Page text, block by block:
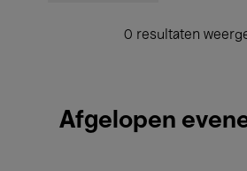
0 resultaten
Afgelopen